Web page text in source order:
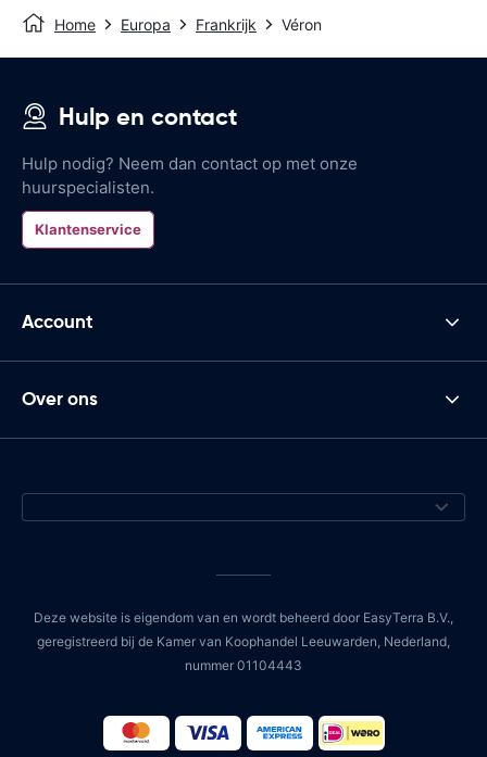
Home Europa Frankrijk Véron
Hulp en contact
Hulp nodig? Neem dan contact op met onze
huurspecialisten.
Klantenservice
Account
Over ons
Deze website is eigendom van en wordt beheerd door EasyTerra B.V.,
geregistreerd bij de Kamer van Koophandel Leeuwarden, Nederland,
nummer 01104443